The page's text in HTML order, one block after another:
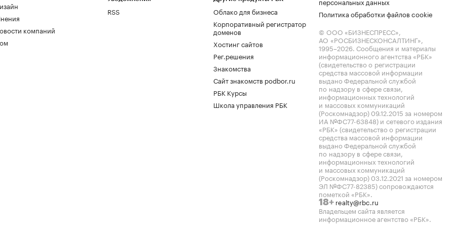
компаний
RSS
Облако для бизнеса
Корпоративный регистратор
доменов
Хостинг сайтов
Рег.решения
Знакомства
Сайт знакомств podbor.ru
РБК Курсы
Школа управления РБК
Политика обработки файлов cookie
© ООО «БИЗНЕСПРЕСС»,
АО «РОСБИЗНЕСКОНСАЛТИНГ»,
1995–2026. Сообщения и материалы
информационного агентства «РБК»
(свидетельство о регистрации
средства массовой информации
выдано Федеральной службой
по надзору в сфере связи,
информационных технологий
и массовых коммуникаций
(Роскомнадзор) 09.12.2015 за номером
ИА №ФС77-63848) и сетевого издания
«РБК» (свидетельство о регистрации
средства массовой информации
выдано Федеральной службой
по надзору в сфере связи,
информационных технологий
и массовых коммуникаций
(Роскомнадзор) 03.12.2021 за номером
ЭЛ №ФС77-82385) сопровождаются
пометкой «РБК».
18+ realty@rbc.ru
Владельцем сайта является
информационное агентство «РБК».